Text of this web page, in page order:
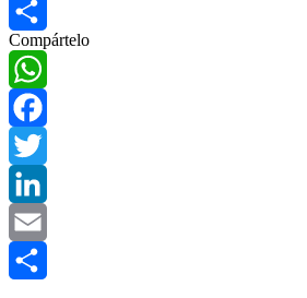
Email
Compartir
Compártelo
WhatsApp
Facebook
Twitter
LinkedIn
Email